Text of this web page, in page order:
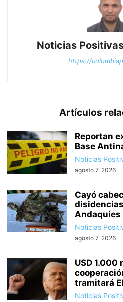
Noticias
https://
Artículos
Reportan
Base
Noticias
agosto 7, 2026
Cayó
Andaquíes
Noticias
agosto 7, 2026
USD 1.000
tramitará
Noticias